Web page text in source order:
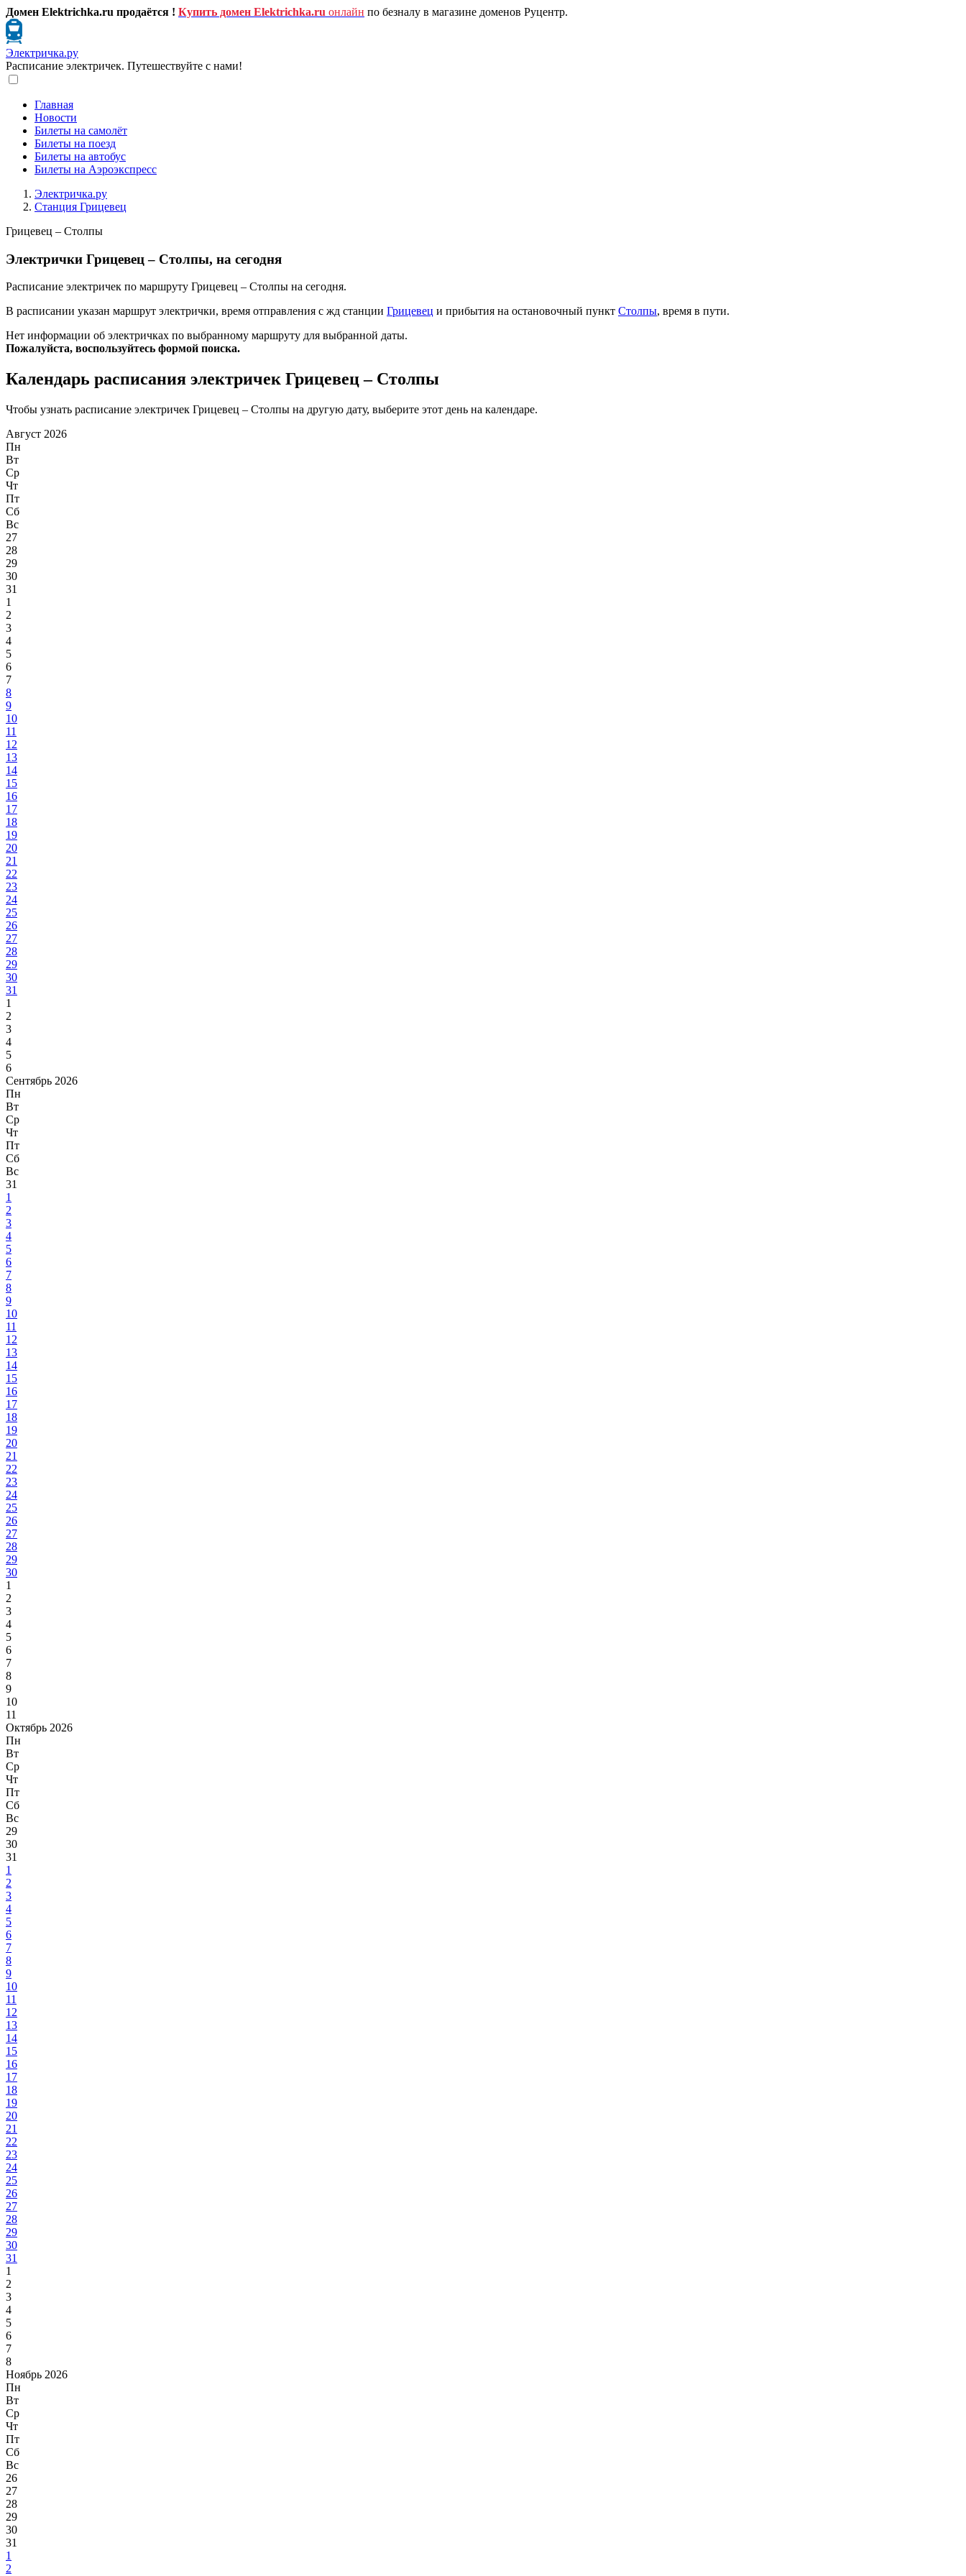
Домен Elektrichka.ru продаётся ! Купить домен Elektrichka.ru онлайн по безналу в магазине доменов Руцентр.
Электричка.ру
Расписание электричек. Путешествуйте с нами!
Главная
Новости
Билеты на самолёт
Билеты на поезд
Билеты на автобус
Билеты на Аэроэкспресс
Электричка.ру
Станция Грицевец
Грицевец – Столпы
Электрички Грицевец – Столпы, на сегодня
Расписание электричек по маршруту Грицевец – Столпы на сегодня.
В расписании указан маршрут электрички, время отправления с жд станции Грицевец и прибытия на остановочный пункт Столпы, время в пути.
Нет информации об электричках по выбранному маршруту для выбранной даты.
Пожалуйста, воспользуйтесь формой поиска.
Календарь расписания электричек Грицевец – Столпы
Чтобы узнать расписание электричек Грицевец – Столпы на другую дату, выберите этот день на календаре.
Август 2026
Пн
Вт
Ср
Чт
Пт
Сб
Вс
27
28
29
30
31
1
2
3
4
5
6
7
8
9
10
11
12
13
14
15
16
17
18
19
20
21
22
23
24
25
26
27
28
29
30
31
1
2
3
4
5
6
Сентябрь 2026
Пн
Вт
Ср
Чт
Пт
Сб
Вс
31
1
2
3
4
5
6
7
8
9
10
11
12
13
14
15
16
17
18
19
20
21
22
23
24
25
26
27
28
29
30
1
2
3
4
5
6
7
8
9
10
11
Октябрь 2026
Пн
Вт
Ср
Чт
Пт
Сб
Вс
29
30
31
1
2
3
4
5
6
7
8
9
10
11
12
13
14
15
16
17
18
19
20
21
22
23
24
25
26
27
28
29
30
31
1
2
3
4
5
6
7
8
Ноябрь 2026
Пн
Вт
Ср
Чт
Пт
Сб
Вс
26
27
28
29
30
31
1
2